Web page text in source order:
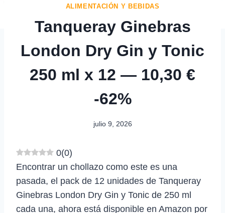
ALIMENTACIÓN Y BEBIDAS
Tanqueray Ginebras
London Dry Gin y Tonic
250 ml x 12 — 10,30 €
-62%
julio 9, 2026
0(0)
Encontrar un chollazo como este es una
pasada, el pack de 12 unidades de Tanqueray
Ginebras London Dry Gin y Tonic de 250 ml
cada una, ahora está disponible en Amazon por